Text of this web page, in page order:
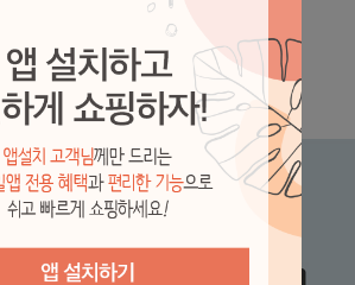
상세 정보를 확대해 보실 수 있습니다.